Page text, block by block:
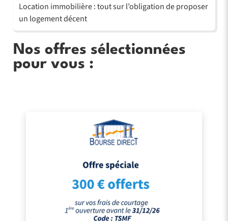
Location immobilière : tout sur l’obligation de proposer
un logement décent
Nos offres sélectionnées
pour vous :